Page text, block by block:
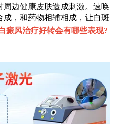
边健康皮肤造成刺激。速唤
，和药物相辅相成，让白斑
癜风治疗好转会有哪些表现?